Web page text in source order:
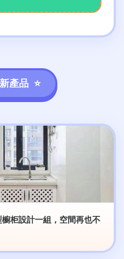
產品
柜設計一組，空間再也不